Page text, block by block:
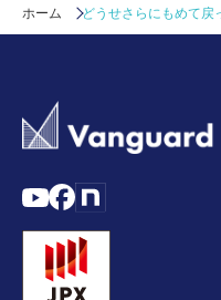
ホーム どうせさらにもめて戻